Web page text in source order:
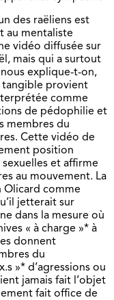
des raëliens est
au mentaliste
vidéo diffusée sur
mais qui a surtout
explique-t-on,
tangible provient
comme
de pédophilie et
membres du
Cette vidéo de
position
et affirme
au mouvement. La
Olicard comme
jetterait sur
dans la mesure où
« à charge »* à
donnent
du
»* d’agressions ou
jamais fait l’objet
fait office de